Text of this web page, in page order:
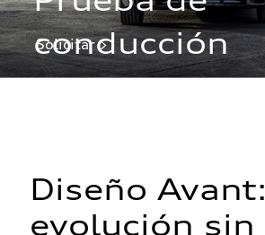
conducción
Solicitar >
Diseño Avant:
evolución sin